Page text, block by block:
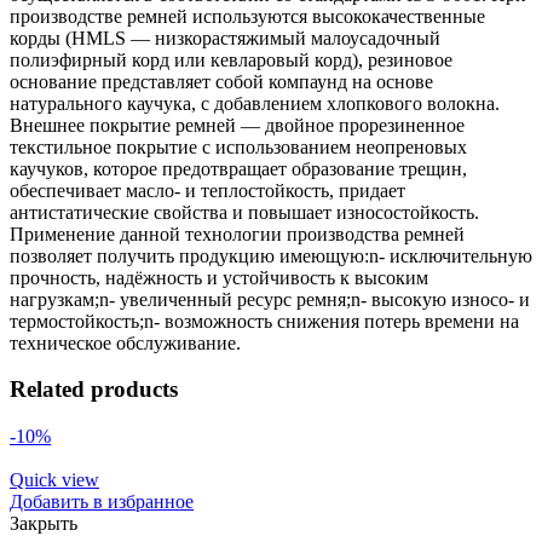
производстве ремней используются высококачественные
корды (HMLS — низкорастяжимый малоусадочный
полиэфирный корд или кевларовый корд), резиновое
основание представляет собой компаунд на основе
натурального каучука, с добавлением хлопкового волокна.
Внешнее покрытие ремней — двойное прорезиненное
текстильное покрытие с использованием неопреновых
каучуков, которое предотвращает образование трещин,
обеспечивает масло- и теплостойкость, придает
антистатические свойства и повышает износостойкость.
Применение данной технологии производства ремней
позволяет получить продукцию имеющую:n- исключительную
прочность, надёжность и устойчивость к высоким
нагрузкам;n- увеличенный ресурс ремня;n- высокую износо- и
термостойкость;n- возможность снижения потерь времени на
техническое обслуживание.
Related products
-10%
Quick view
Добавить в избранное
Закрыть